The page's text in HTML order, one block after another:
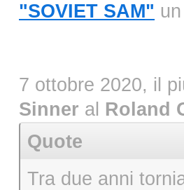
"SOVIET SAM"
7 ottobre 2020, il
Sinner al Roland
Quote
Tra due anni